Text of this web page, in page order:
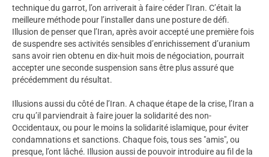
technique du garrot, l’on arriverait à faire céder l’Iran. C’était la
meilleure méthode pour l’installer dans une posture de défi.
Illusion de penser que l’Iran, après avoir accepté une première fois
de suspendre ses activités sensibles d’enrichissement d’uranium
sans avoir rien obtenu en dix-huit mois de négociation, pourrait
accepter une seconde suspension sans être plus assuré que
précédemment du résultat.
Illusions aussi du côté de l’Iran. A chaque étape de la crise, l’Iran a
cru qu’il parviendrait à faire jouer la solidarité des non-
Occidentaux, ou pour le moins la solidarité islamique, pour éviter
condamnations et sanctions. Chaque fois, tous ses "amis", ou
presque, l’ont lâché. Illusion aussi de pouvoir introduire au fil de la